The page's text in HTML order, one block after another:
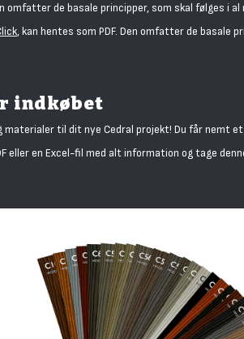
omfatter de basale principper, som skal følges i al
, kan hentes som PDF. Den omfatter de basale
indkøbet
materialer til dit nye Cedral projekt! Du får nemt
eller en Excel-fil med alt information og tage